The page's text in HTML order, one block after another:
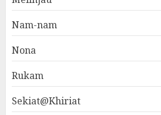
Nam-nam
Nona
Rukam
Sekiat@Khiriat